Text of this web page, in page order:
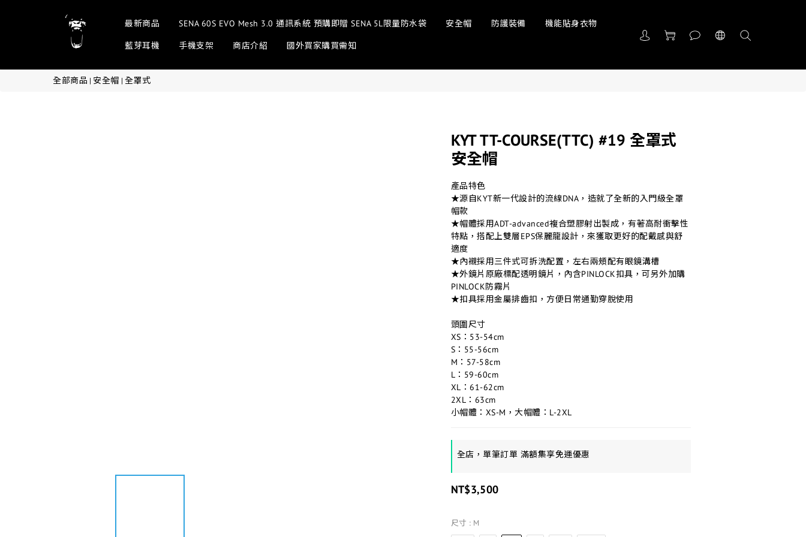
最新商品 SENA 60S EVO Mesh 3.0 通訊系統 預購即贈 SENA 5L限量防水袋 安全帽 防護裝備 機能貼身衣物
藍芽耳機 手機支架 商店介紹 國外買家購買需知
全部商品 | 安全帽 | 全罩式
KYT TT-COURSE(TTC) #19 全罩式
安全帽
產品特色
★源自KYT新一代設計的流線DNA，造就了全新的入門級全罩
帽款
★帽體採用ADT-advanced複合塑膠射出製成，有著高耐衝擊性
特點，搭配上雙層EPS保麗龍設計，來獲取更好的配戴感與舒
適度
★內襯採用三件式可拆洗配置，左右兩頰配有眼鏡溝槽
★外鏡片原廠標配透明鏡片，內含PINLOCK扣具，可另外加購
PINLOCK防霧片
★扣具採用金屬排齒扣，方便日常通勤穿脫使用
頭圍尺寸
XS：53-54cm
S：55-56cm
M：57-58cm
L：59-60cm
XL：61-62cm
2XL：63cm
小帽體：XS-M，大帽體：L-2XL
全店，單筆訂單 滿額集享免運優惠
NT$3,500
尺寸 : M